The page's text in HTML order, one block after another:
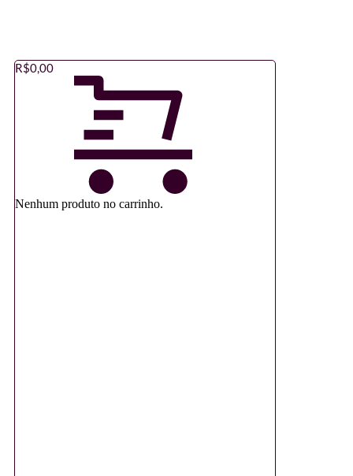
R$0,00
Nenhum produto no carrinho.